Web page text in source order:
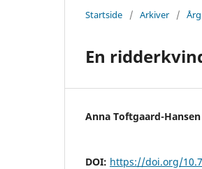
Startside / Arkiver /
En
Anna Toftgaard-Hansen
DOI: https://doi.org/